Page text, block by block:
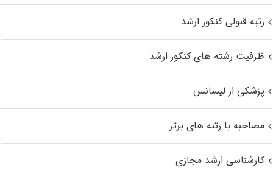
رتبه قبولی کنکور ارشد
ظرفیت رشته های کنکور ارشد
پزشکی از لیسانس
مصاحبه با رتبه های برتر
کارشناسی ارشد مجازی